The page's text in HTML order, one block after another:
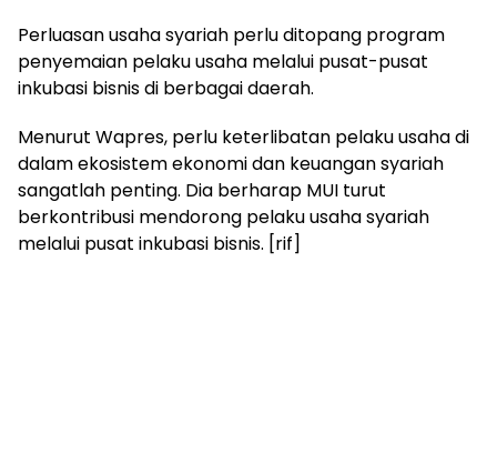
Perluasan usaha syariah perlu ditopang program
penyemaian pelaku usaha melalui pusat-pusat
inkubasi bisnis di berbagai daerah.
Menurut Wapres, perlu keterlibatan pelaku usaha di
dalam ekosistem ekonomi dan keuangan syariah
sangatlah penting. Dia berharap MUI turut
berkontribusi mendorong pelaku usaha syariah
melalui pusat inkubasi bisnis. [rif]